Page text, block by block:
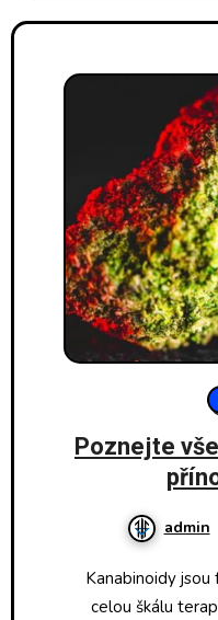
Poznejte
admin
Kanabinoidy jsou fascinující a řada z nich má
celou škálu